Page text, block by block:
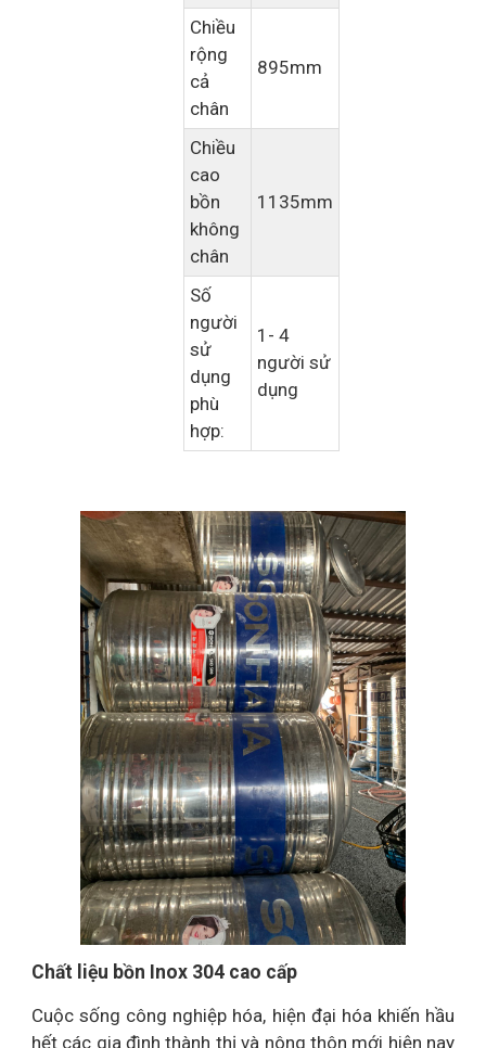
Chiều
rộng
cả
chân
895mm
Chiều
cao
bồn
không
chân
1135mm
Số
người
sử
dụng
phù
hợp:
1- 4
người sử
dụng
Chất liệu bồn Inox 304 cao cấp
Cuộc sống công nghiệp hóa, hiện đại hóa khiến hầu
hết các gia đình thành thị và nông thôn mới hiện nay